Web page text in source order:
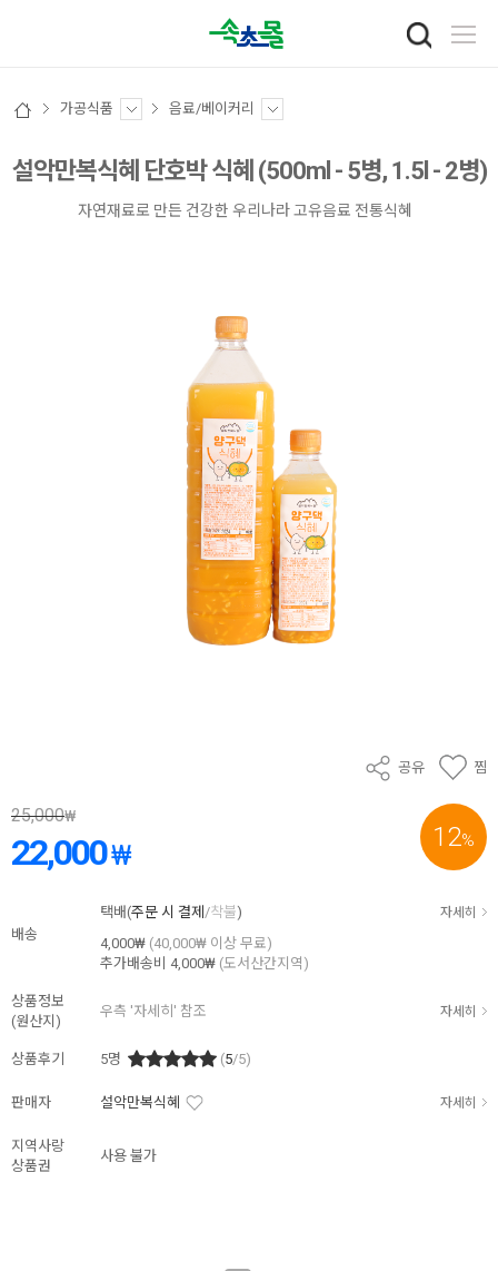
가공식품 음료/베이커리
설악만복식혜 단호박 식혜 (500ml - 5병, 1.5l - 2병)
자연재료로 만든 건강한 우리나라 고유음료 전통식혜
공유 찜
12%
25,000₩
22,000₩
배송
택배(주문 시 결제 /착불) 자세히
4,000₩ (40,000₩ 이상 무료)
추가배송비
4,000₩ (도서산간지역)
상품정보
(원산지)
우측 '자세히' 참조 자세히
상품후기 5명 (5/5)
판매자 설악만복식혜 자세히
지역사랑
상품권
사용 불가